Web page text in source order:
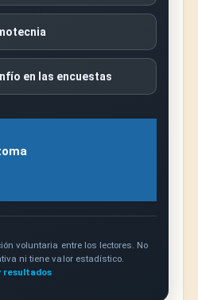
en las encuestas
voluntaria entre los lectores. No
ni tiene valor estadístico.
resultados